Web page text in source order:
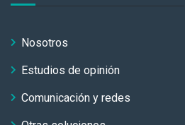
Nosotros
Estudios de opinión
Comunicación y redes